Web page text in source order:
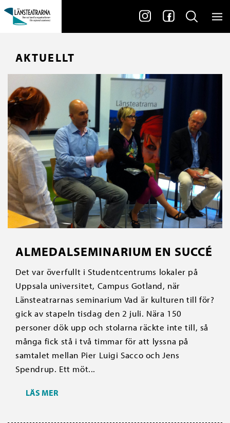
AKTUELLT
ALMEDALSEMINARIUM EN SUCCÉ
Det var överfullt i Studentcentrums lokaler på
Uppsala universitet, Campus Gotland, när
Länsteatrarnas seminarium Vad är kulturen till för?
gick av stapeln tisdag den 2 juli. Nära 150
personer dök upp och stolarna räckte inte till, så
många fick stå i två timmar för att lyssna på
samtalet mellan Pier Luigi Sacco och Jens
Spendrup. Ett möt...
LÄS MER